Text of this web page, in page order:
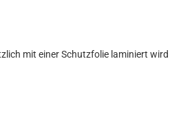
mit einer Schutzfolie laminiert wird